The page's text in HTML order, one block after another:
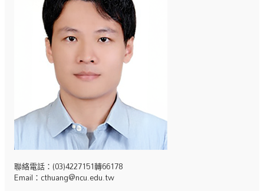
聯絡電話：(03)4227151轉66178
Email： cthuang@ncu.edu.tw